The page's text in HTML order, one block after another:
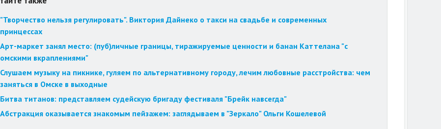
"Творчество нельзя регулировать". Виктория Дайнеко о такси на свадьбе и современных
принцессах
Арт-маркет занял место: (пуб)личные границы, тиражируемые ценности и банан Каттелана "с
омскими вкраплениями"
Слушаем музыку на пикнике, гуляем по альтернативному городу, лечим любовные расстройства: чем
заняться в Омске в выходные
Битва титанов: представляем судейскую бригаду фестиваля "Брейк навсегда"
Абстракция оказывается знакомым пейзажем: заглядываем в "Зеркало" Ольги Кошелевой